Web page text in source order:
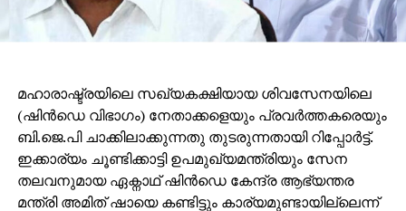
മഹാരാഷ്ട്രയിലെ സഖ്യകക്ഷിയായ ശിവസേനയിലെ
(ഷിന്‍ഡെ വിഭാഗം) നേതാക്കളെയും പ്രവര്‍ത്തകരെയും
ബി.ജെ.പി ചാക്കിലാക്കുന്നതു തുടരുന്നതായി റിപ്പോര്‍ട്ട്.
ഇക്കാര്യം ചൂണ്ടിക്കാട്ടി ഉപമുഖ്യമന്ത്രിയും സേന
തലവനുമായ ഏക്നാഥ് ഷിന്‍ഡെ കേന്ദ്ര ആഭ്യന്തര
മന്ത്രി അമിത് ഷായെ കണ്ടിട്ടും കാര്യമുണ്ടായില്ലെന്ന്